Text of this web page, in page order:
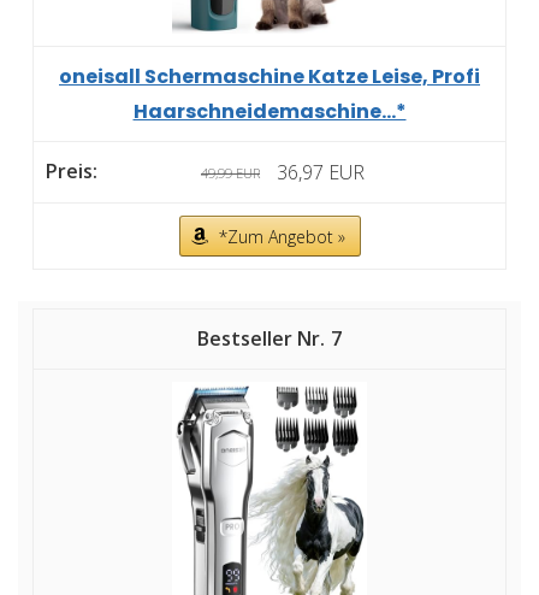
oneisall Schermaschine Katze Leise, Profi
Haarschneidemaschine...*
49,99 EUR 36,97 EUR
*Zum Angebot »
7